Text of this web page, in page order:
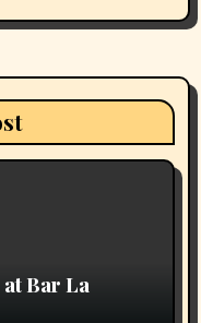
Bar La